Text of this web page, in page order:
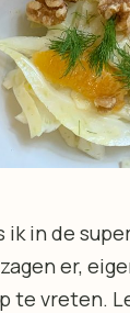
ik in de
er,
te vreten.